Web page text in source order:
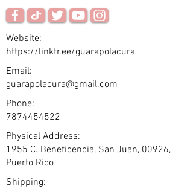
Website:
https://linktr.ee/guarapolacura
Email:
guarapolacura@gmail.com
Phone:
7874454522
Physical Address:
1955 C. Beneficencia, San Juan, 00926,
Puerto Rico
Shipping: